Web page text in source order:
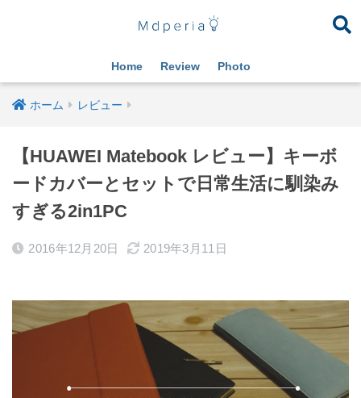
Home Review Photo
ホーム レビュー
【HUAWEI Matebook レビュー】キーボ
ードカバーとセットで日常生活に馴染み
すぎる2in1PC
2016年12月20日 2019年3月11日